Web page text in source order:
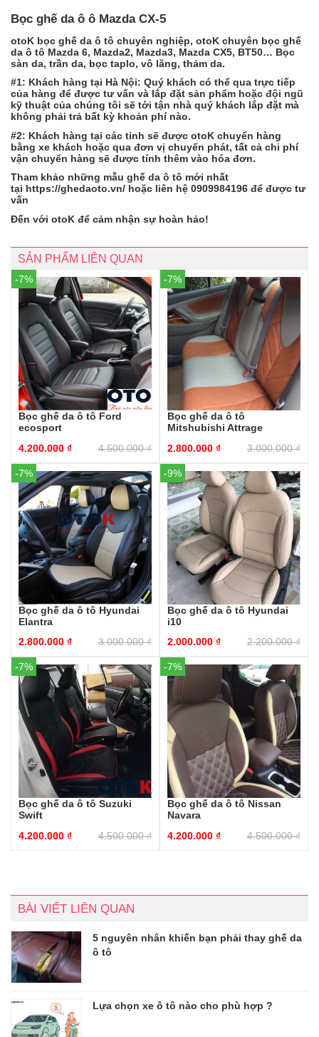
Bọc ghế da ô ô Mazda CX-5
otoK bọc ghế da ô tô chuyên nghiệp, otoK chuyên bọc ghế
da ô tô Mazda 6, Mazda2, Mazda3, Mazda CX5, BT50… Bọc
sàn da, trần da, bọc taplo, vô lăng, thảm da.
#1: Khách hàng tại Hà Nội: Quý khách có thể qua trực tiếp
của hàng để được tư vấn và lắp đặt sản phẩm hoặc đội ngũ
kỹ thuật của chúng tôi sẽ tới tận nhà quý khách lắp đặt mà
không phải trả bất kỳ khoản phí nào.
#2: Khách hàng tại các tỉnh sẽ được otoK chuyển hàng
bằng xe khách hoặc qua đơn vị chuyển phát, tất cả chi phí
vận chuyển hàng sẽ được tính thêm vào hóa đơn.
Tham khảo những mẫu ghế da ô tô mới nhất
tại https://ghedaoto.vn/ hoặc liên hệ 0909984196 để được tư
vấn
Đến với otoK để cảm nhận sự hoàn hảo!
SẢN PHẨM LIÊN QUAN
-7%
Bọc ghế da ô tô Ford
ecosport
4.500.000₫
4.200.000 ₫
-7%
Bọc ghế da ô tô
Mitshubishi Attrage
3.000.000₫
2.800.000 ₫
-7%
Bọc ghế da ô tô Hyundai
Elantra
3.000.000₫
2.800.000 ₫
-9%
Bọc ghế da ô tô Hyundai
i10
2.200.000₫
2.000.000 ₫
-7%
Bọc ghế da ô tô Suzuki
Swift
4.500.000₫
4.200.000 ₫
-7%
Bọc ghế da ô tô Nissan
Navara
4.500.000₫
4.200.000 ₫
BÀI VIẾT LIÊN QUAN
5 nguyên nhân khiến bạn phải thay ghế da
ô tô
Lựa chọn xe ô tô nào cho phù hợp ?